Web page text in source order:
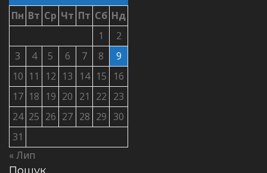
Пн Вт Ср Чт Пт Сб Нд
1
2
3
4 5 6 7 8
9
10 11 12 13 14 15
16
17 18 19 20 21 22 23
24 25 26 27 28 29 30
31
« Лип